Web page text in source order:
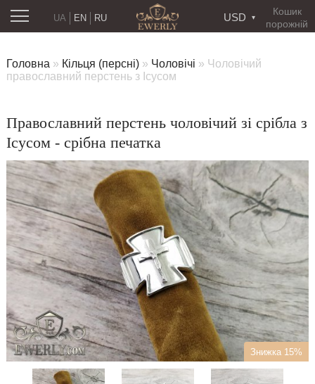
Кошик
порожній
USD
RU
UA EN
Головна » Кільця (персні) » Чоловічі » Чоловічий
православний перстень з Ісусом
Православний перстень чоловічий зі срібла з
Ісусом - срібна печатка
Знижка 15%